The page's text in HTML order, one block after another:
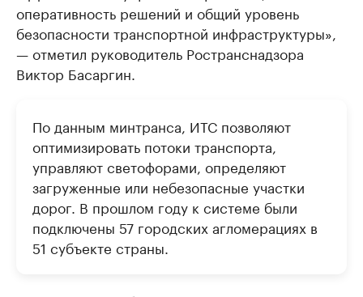
оперативность решений и общий уровень
безопасности транспортной инфраструктуры»,
— отметил руководитель Ространснадзора
Виктор Басаргин.
По данным минтранса, ИТС позволяют
оптимизировать потоки транспорта,
управляют светофорами, определяют
загруженные или небезопасные участки
дорог. В прошлом году к системе были
подключены 57 городских агломерациях в
51 субъекте страны.